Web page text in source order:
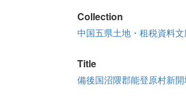
Collection
中国五県土地・租税資料
Title
備後国沼隈郡能登原村新